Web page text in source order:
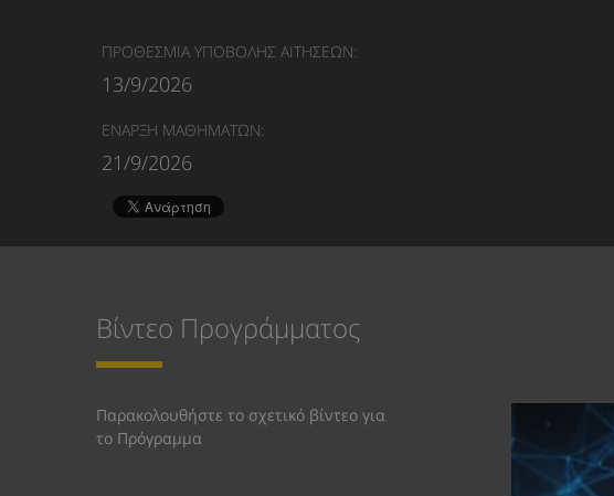
ΠΡΟΘΕΣΜΙΑ ΥΠΟΒΟΛΗΣ ΑΙΤΗΣΕΩΝ:
13/9/2026
ΕΝΑΡΞΗ ΜΑΘΗΜΑΤΩΝ:
21/9/2026
Βίντεο Προγράμματος
Παρακολουθήστε το σχετικό βίντεο για
το Πρόγραμμα